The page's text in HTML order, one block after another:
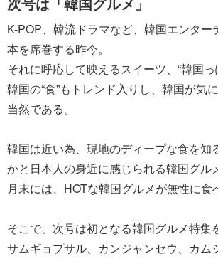
K-POP、韓流ドラマなど、韓国エンター
本を席巻する昨今。
それに呼応して映えるスイーツ、“韓国
韓国の“食”もトレンド入りし、韓国が気
当然である。
韓国は近い為、現地のディープな食を知
かと日本人の身近に感じられる韓国グル
月末には、HOTな韓国グルメが無性に食
そこで、次号は初となる韓国グルメ特集
サムギョプサル、カンジャンセウ、カム